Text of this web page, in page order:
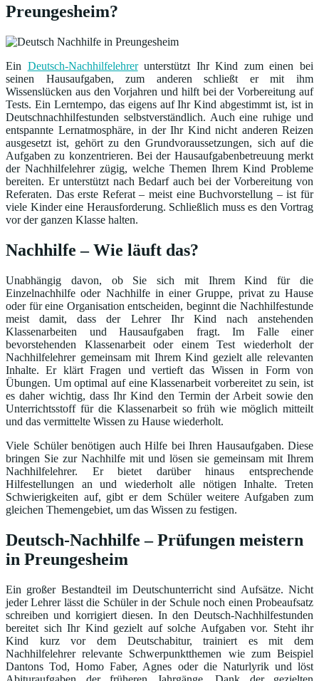
Preungesheim?
Ein Deutsch-Nachhilfelehrerunterstützt Ihr Kind zum einen bei
seinen Hausaufgaben, zum anderen schließt er mit ihm
Wissenslücken aus den Vorjahren und hilft bei der Vorbereitung auf
Tests. Ein Lerntempo, das eigens auf Ihr Kind abgestimmt ist, ist in
Deutschnachhilfestunden selbstverständlich. Auch eine ruhige und
entspannte Lernatmosphäre, in der Ihr Kind nicht anderen Reizen
ausgesetzt ist, gehört zu den Grundvoraussetzungen, sich auf die
Aufgaben zu konzentrieren. Bei der Hausaufgabenbetreuung merkt
der Nachhilfelehrer zügig, welche Themen Ihrem Kind Probleme
bereiten. Er unterstützt nach Bedarf auch bei der Vorbereitung von
Referaten. Das erste Referat – meist eine Buchvorstellung – ist für
viele Kinder eine Herausforderung. Schließlich muss es den Vortrag
vor der ganzen Klasse halten.
Nachhilfe – Wie läuft das?
Unabhängig davon, ob Sie sich mit Ihrem Kind für die
Einzelnachhilfe oder Nachhilfe in einer Gruppe, privat zu Hause
oder für eine Organisation entscheiden, beginnt die Nachhilfestunde
meist damit, dass der Lehrer Ihr Kind nach anstehenden
Klassenarbeiten und Hausaufgaben fragt. Im Falle einer
bevorstehenden Klassenarbeit oder einem Test wiederholt der
Nachhilfelehrer gemeinsam mit Ihrem Kind gezielt alle relevanten
Inhalte. Er klärt Fragen und vertieft das Wissen in Form von
Übungen. Um optimal auf eine Klassenarbeit vorbereitet zu sein, ist
es daher wichtig, dass Ihr Kind den Termin der Arbeit sowie den
Unterrichtsstoff für die Klassenarbeit so früh wie möglich mitteilt
und das vermittelte Wissen zu Hause wiederholt.
Viele Schüler benötigen auch Hilfe bei Ihren Hausaufgaben. Diese
bringen Sie zur Nachhilfe mit und lösen sie gemeinsam mit Ihrem
Nachhilfelehrer. Er bietet darüber hinaus entsprechende
Hilfestellungen an und wiederholt alle nötigen Inhalte. Treten
Schwierigkeiten auf, gibt er dem Schüler weitere Aufgaben zum
gleichen Themengebiet, um das Wissen zu festigen.
Deutsch-Nachhilfe – Prüfungen meistern
in Preungesheim
Ein großer Bestandteil im Deutschunterricht sind Aufsätze. Nicht
jeder Lehrer lässt die Schüler in der Schule noch einen Probeaufsatz
schreiben und korrigiert diesen. In den Deutsch-Nachhilfestunden
bereitet sich Ihr Kind gezielt auf solche Aufgaben vor. Steht ihr
Kind kurz vor dem Deutschabitur, trainiert es mit dem
Nachhilfelehrer relevante Schwerpunktthemen wie zum Beispiel
Dantons Tod, Homo Faber, Agnes oder die Naturlyrik und löst